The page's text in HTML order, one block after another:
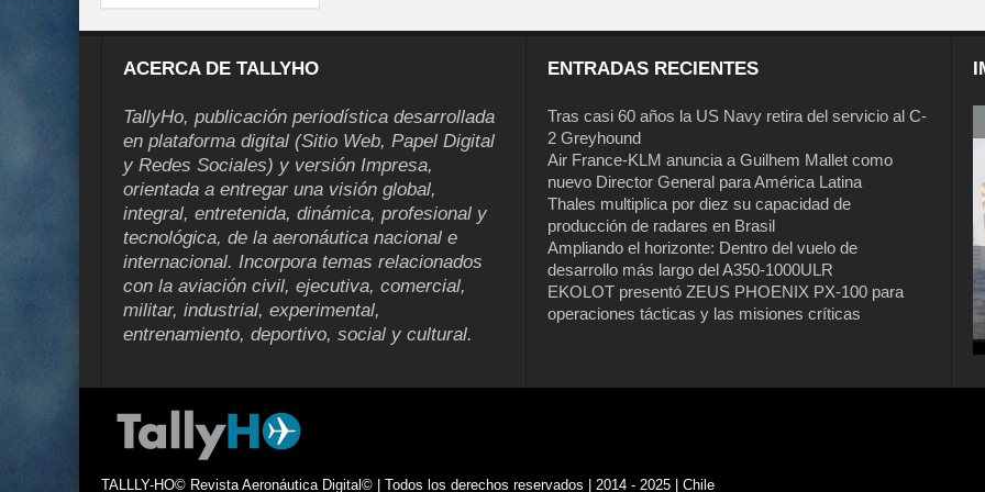
ACERCA DE TALLYHO
TallyHo, publicación periodística desarrollada
en plataforma digital (Sitio Web, Papel Digital
y Redes Sociales) y versión Impresa,
orientada a entregar una visión global,
integral, entretenida, dinámica, profesional y
tecnológica, de la aeronáutica nacional e
internacional. Incorpora temas relacionados
con la aviación civil, ejecutiva, comercial,
militar, industrial, experimental,
entrenamiento, deportivo, social y cultural.
ENTRADAS RECIENTES
Tras casi 60 años la US Navy retira del servicio al C-
2 Greyhound
Air France-KLM anuncia a Guilhem Mallet como
nuevo Director General para América Latina
Thales multiplica por diez su capacidad de
producción de radares en Brasil
Ampliando el horizonte: Dentro del vuelo de
desarrollo más largo del A350-1000ULR
EKOLOT presentó ZEUS PHOENIX PX-100 para
operaciones tácticas y las misiones críticas
Tras casi 60 años la US Navy retira del
servicio al C-2 Greyhound
TALLLY-HO© Revista Aeronáutica Digital© | Todos los derechos reservados | 2014 - 2025 | Chile